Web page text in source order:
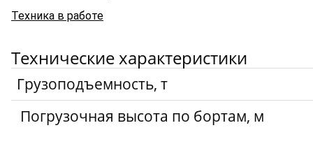
Техника в работе
Технические характеристики
Грузоподъемность, т
Погрузочная высота по бортам, м